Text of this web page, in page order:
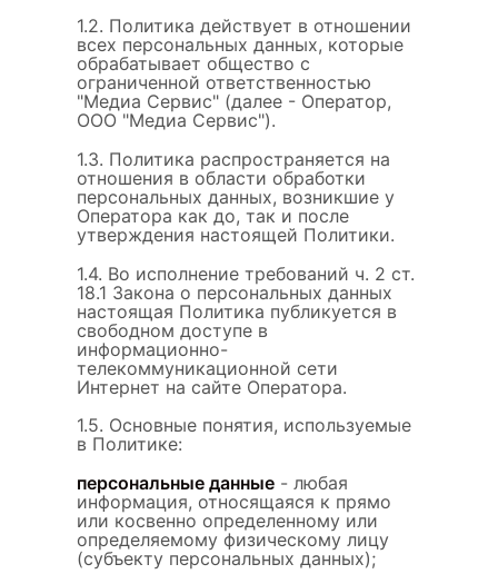
1.2. Политика действует в отношении
всех персональных данных, которые
обрабатывает общество с
ограниченной ответственностью
"Медиа Сервис" (далее - Оператор,
ООО "Медиа Сервис").
1.3. Политика распространяется на
отношения в области обработки
персональных данных, возникшие у
Оператора как до, так и после
утверждения настоящей Политики.
1.4. Во исполнение требований ч. 2 ст.
18.1 Закона о персональных данных
настоящая Политика публикуется в
свободном доступе в
информационно-
телекоммуникационной сети
Интернет на сайте Оператора.
1.5. Основные понятия, используемые
в Политике:
персональные данные - любая
информация, относящаяся к прямо
или косвенно определенному или
определяемому физическому лицу
(субъекту персональных данных);